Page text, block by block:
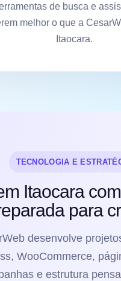
de busca e
melhor o que a
Itaocara.
TECNOLOGIA E
Itaocara
para
desenvolve
WooCommerce,
e estrutura